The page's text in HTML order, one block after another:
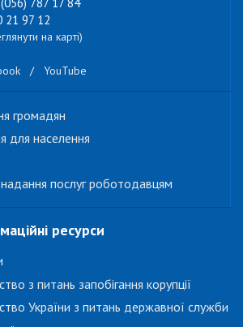
21 97 12
на карті)
/ YouTube
громадян
для населення
послуг роботодавцям
ресурси
з питань запобігання корупції
України з питань державної служби